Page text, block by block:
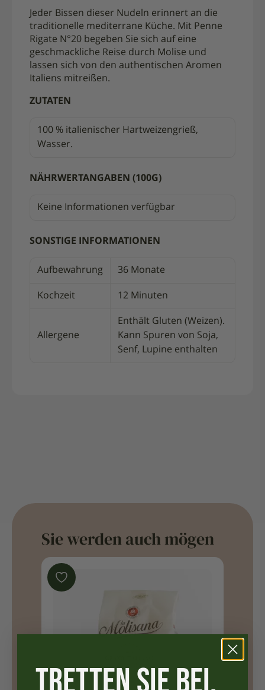
Jeder Bissen dieser Nudeln erinnert an die
traditionelle mediterrane Küche. Mit Penne
Rigate N°20 begeben Sie sich auf eine
geschmackliche Reise durch Molise und
lassen sich von den authentischen Aromen
Italiens mitreißen.
ZUTATEN
100 % italienischer Hartweizengrieß,
Wasser.
NÄHRWERTANGABEN (100G)
Keine Informationen verfügbar
SONSTIGE INFORMATIONEN
Aufbewahrung 36 Monate
Kochzeit 12 Minuten
Allergene
Enthält Gluten (Weizen).
Kann Spuren von Soja,
Senf, Lupine enthalten
Sie werden auch mögen